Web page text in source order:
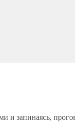
и запинаясь,